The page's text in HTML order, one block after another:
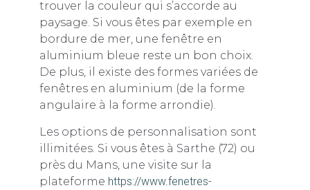
trouver la couleur qui s’accorde au
paysage. Si vous êtes par exemple en
bordure de mer, une fenêtre en
aluminium bleue reste un bon choix.
De plus, il existe des formes variées de
fenêtres en aluminium (de la forme
angulaire à la forme arrondie).
Les options de personnalisation sont
illimitées. Si vous êtes à Sarthe (72) ou
près du Mans, une visite sur la
plateforme https://www.fenetres-